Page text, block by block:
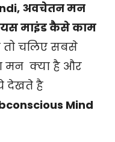
अवचेतन मन
माइंड कैसे काम
तो चलिए सबसे
मन क्या है और
देखते है
Mind